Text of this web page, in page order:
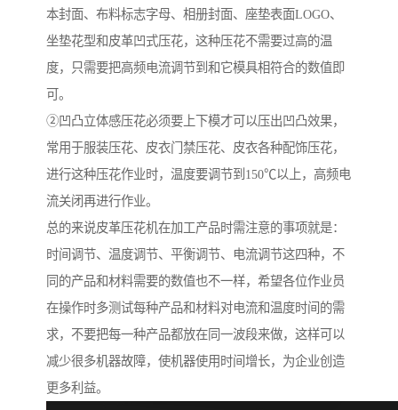
本封面、布料标志字母、相册封面、座垫表面LOGO、
坐垫花型和皮革凹式压花，这种压花不需要过高的温
度，只需要把高频电流调节到和它模具相符合的数值即
可。
②凹凸立体感压花必须要上下模才可以压出凹凸效果，
常用于服装压花、皮衣门禁压花、皮衣各种配饰压花，
进行这种压花作业时，温度要调节到150℃以上，高频电
流关闭再进行作业。
总的来说皮革压花机在加工产品时需注意的事项就是：
时间调节、温度调节、平衡调节、电流调节这四种，不
同的产品和材料需要的数值也不一样，希望各位作业员
在操作时多测试每种产品和材料对电流和温度时间的需
求，不要把每一种产品都放在同一波段来做，这样可以
减少很多机器故障，使机器使用时间增长，为企业创造
更多利益。